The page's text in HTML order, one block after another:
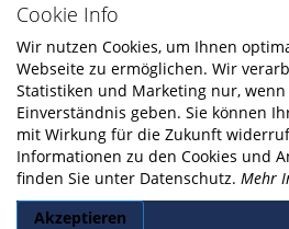
Cookie Info
Wir nutzen Cookies, um Ihnen
Webseite zu ermöglichen. Wir
Statistiken und Marketing nur,
Einverständnis geben. Sie können
mit Wirkung für die Zukunft
Informationen zu den Cookies und
finden Sie unter Datenschutz. Mehr
Akzeptieren
end
of
the
images
gallery
the
beginning
of
the
images
gallery